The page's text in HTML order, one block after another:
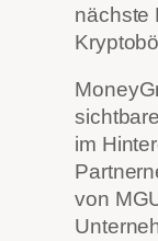
nächste
im
von